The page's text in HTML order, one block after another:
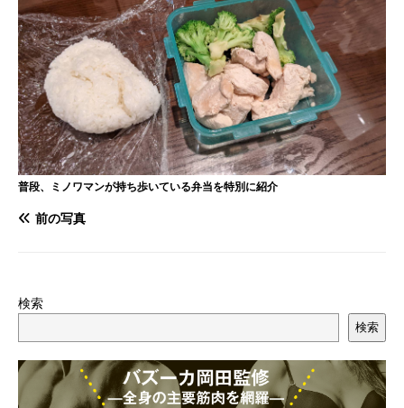
普段、ミノワマンが持ち歩いている弁当を特別に紹介
前の写真
検索
検索